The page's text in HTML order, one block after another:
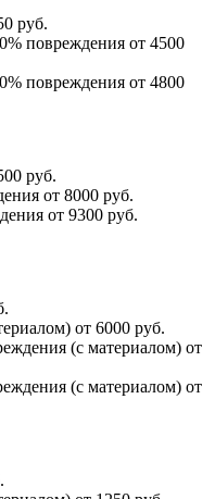
руб.
повреждения от 4500
повреждения от 4800
руб.
от 8000 руб.
от 9300 руб.
от 6000 руб.
(с материалом) от
(с материалом) от